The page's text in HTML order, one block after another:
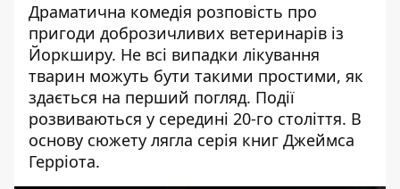
Драматична комедія розповість про
пригоди доброзичливих ветеринарів із
Йоркширу. Не всі випадки лікування
тварин можуть бути такими простими, як
здається на перший погляд. Події
розвиваються у середині 20-го століття. В
основу сюжету лягла серія книг Джеймса
Герріота.